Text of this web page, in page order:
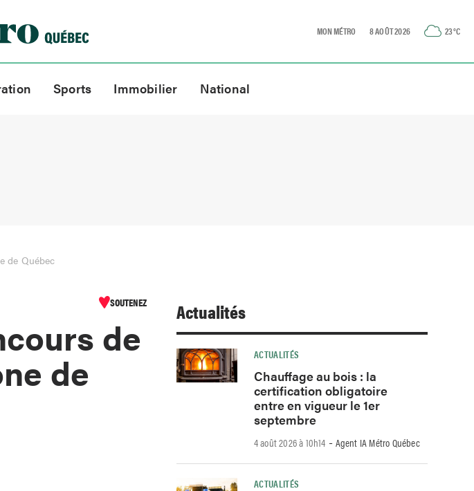
MON MÉTRO 8 AOÛT 2026 23°C
Sports Immobilier National
de Québec
SOUTENEZ
de
de
Actualités
ACTUALITÉS
Chauffage au bois : la
certification obligatoire
entre en vigueur le 1er
septembre
4 août 2026 à 10h14 -Agent IA Métro Québec
ACTUALITÉS